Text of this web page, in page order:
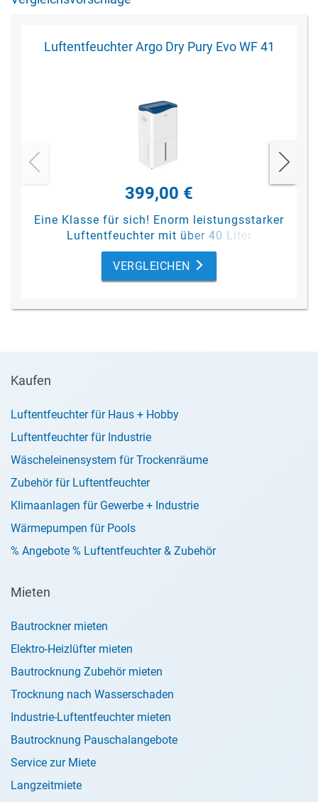
Luftentfeuchter Argo Dry Pury Evo WF 41
399,00 €
Eine Klasse für sich! Enorm leistungsstarker
Luftentfeuchter mit über 40 Liter
Maximalleistung pro Tag. Dabei trotzdem
sehr leise, sehr kompakt und optisch
ansprechend.
Ideal für die Wäschetrocknung, gerade
Mit WLAN-Anbindung per Tuya Smart Life
App.
VERGLEICHEN
Kaufen
Luftentfeuchter für Haus + Hobby
Luftentfeuchter für Industrie
Wäscheleinensystem für Trockenräume
Zubehör für Luftentfeuchter
Klimaanlagen für Gewerbe + Industrie
Wärmepumpen für Pools
% Angebote % Luftentfeuchter & Zubehör
Mieten
Bautrockner mieten
Elektro-Heizlüfter mieten
Bautrocknung Zubehör mieten
Trocknung nach Wasserschaden
Industrie-Luftentfeuchter mieten
Bautrocknung Pauschalangebote
Service zur Miete
Langzeitmiete